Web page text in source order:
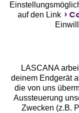
Services
auf den Link
LASCANA
deinem Endgerät
die von uns
Aussteuerung
Zwecken (z.B.